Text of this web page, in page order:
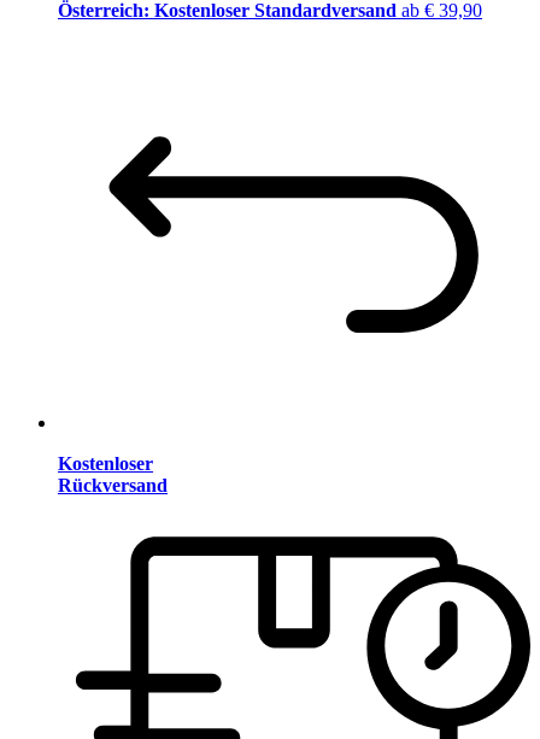
Österreich: Kostenloser Standardversand ab € 39,90
Kostenloser
Rückversand